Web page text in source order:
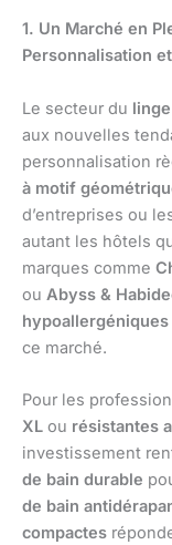
1. Un Marché en
Personnalisation
Le secteur du
aux nouvelles
personnalisation
à motif
d’entreprises ou
autant les hôtels
marques comme
ou Abyss &
hypoallergéniques
ce marché.
Pour les
XL ou résistantes
investissement
de bain durable
de bain
compactes